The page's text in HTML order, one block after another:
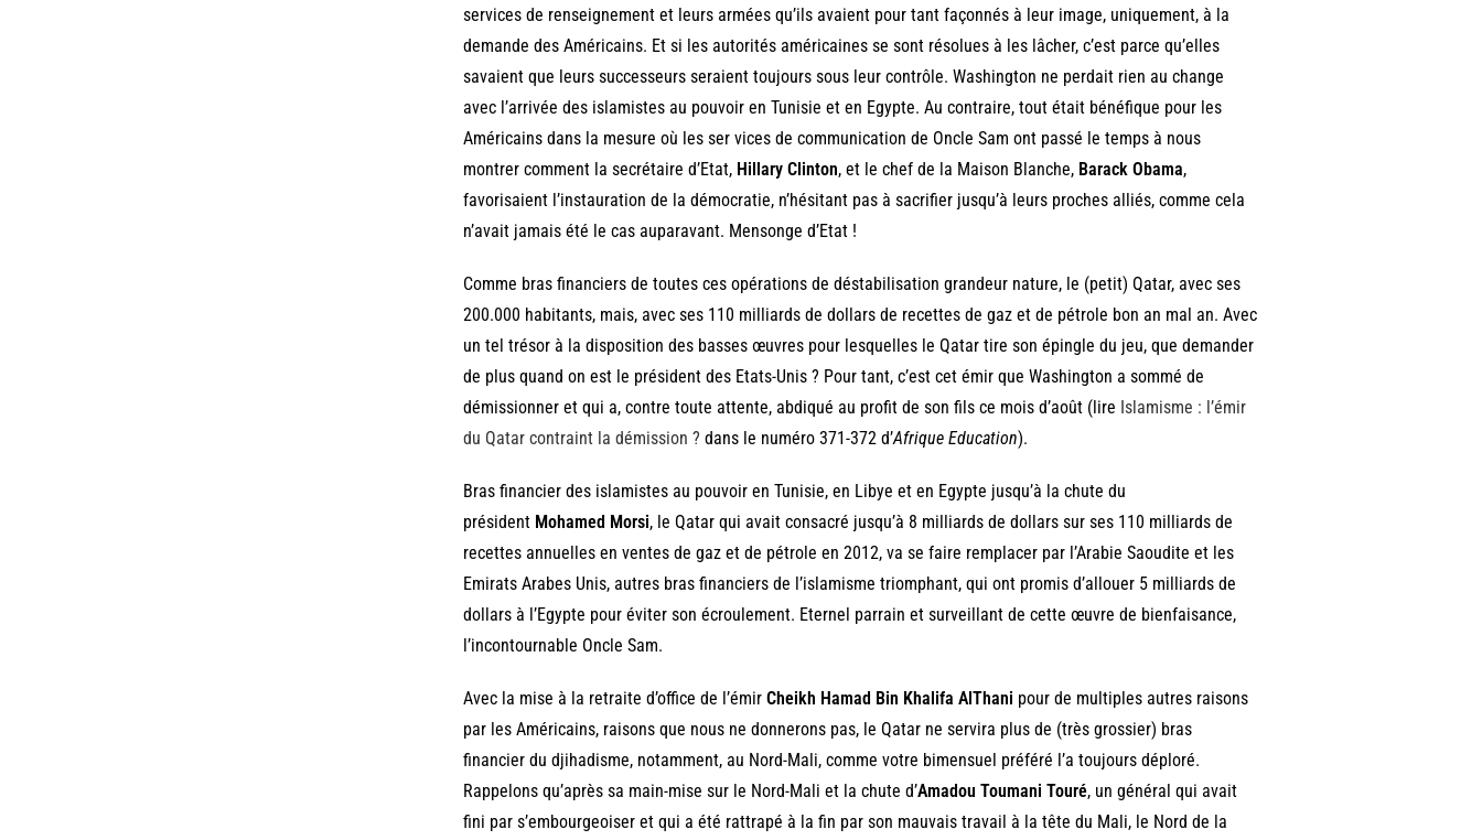
services de renseignement et leurs armées qu’ils avaient pour tant façonnés à leur image, uniquement, à la
demande des Américains. Et si les autorités américaines se sont résolues à les lâcher, c’est parce qu’elles
savaient que leurs successeurs seraient toujours sous leur contrôle. Washington ne perdait rien au change
avec l’arrivée des islamistes au pouvoir en Tunisie et en Egypte. Au contraire, tout était bénéfique pour les
Américains dans la mesure où les ser vices de communication de Oncle Sam ont passé le temps à nous
montrer comment la secrétaire d’Etat, Hillary Clinton, et le chef de la Maison Blanche, Barack Obama,
favorisaient l’instauration de la démocratie, n’hésitant pas à sacrifier jusqu’à leurs proches alliés, comme cela
n’avait jamais été le cas auparavant. Mensonge d’Etat !
Comme bras financiers de toutes ces opérations de déstabilisation grandeur nature, le (petit) Qatar, avec ses
200.000 habitants, mais, avec ses 110 milliards de dollars de recettes de gaz et de pétrole bon an mal an. Avec
un tel trésor à la disposition des basses œuvres pour lesquelles le Qatar tire son épingle du jeu, que demander
de plus quand on est le président des Etats-Unis ? Pour tant, c’est cet émir que Washington a sommé de
démissionner et qui a, contre toute attente, abdiqué au profit de son fils ce mois d’août (lire Islamisme : l’émir
du Qatar contraint la démission ? dans le numéro 371-372 d’Afrique Education).
Bras financier des islamistes au pouvoir en Tunisie, en Libye et en Egypte jusqu’à la chute du
président Mohamed Morsi, le Qatar qui avait consacré jusqu’à 8 milliards de dollars sur ses 110 milliards de
recettes annuelles en ventes de gaz et de pétrole en 2012, va se faire remplacer par l’Arabie Saoudite et les
Emirats Arabes Unis, autres bras financiers de l’islamisme triomphant, qui ont promis d’allouer 5 milliards de
dollars à l’Egypte pour éviter son écroulement. Eternel parrain et surveillant de cette œuvre de bienfaisance,
l’incontournable Oncle Sam.
Avec la mise à la retraite d’office de l’émir Cheikh Hamad Bin Khalifa AlThani pour de multiples autres raisons
par les Américains, raisons que nous ne donnerons pas, le Qatar ne servira plus de (très grossier) bras
financier du djihadisme, notamment, au Nord-Mali, comme votre bimensuel préféré l’a toujours déploré.
Rappelons qu’après sa main-mise sur le Nord-Mali et la chute d’Amadou Toumani Touré, un général qui avait
fini par s’embourgeoiser et qui a été rattrapé à la fin par son mauvais travail à la tête du Mali, le Nord de la